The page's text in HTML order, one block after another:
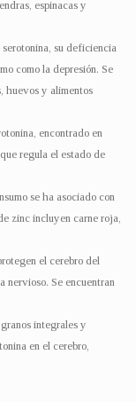
espinacas y
su deficiencia
como la depresión. Se
huevos y alimentos
encontrado en
regula el estado de
se ha asociado con
zinc incluyen carne roja,
el cerebro del
nervioso. Se encuentran
integrales y
en el cerebro,